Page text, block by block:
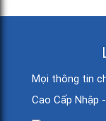
Mọi thông tin
Cao Cấp Nhập -